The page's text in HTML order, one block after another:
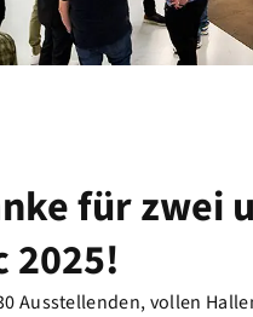
für zwei
2025!
Ausstellenden, vollen